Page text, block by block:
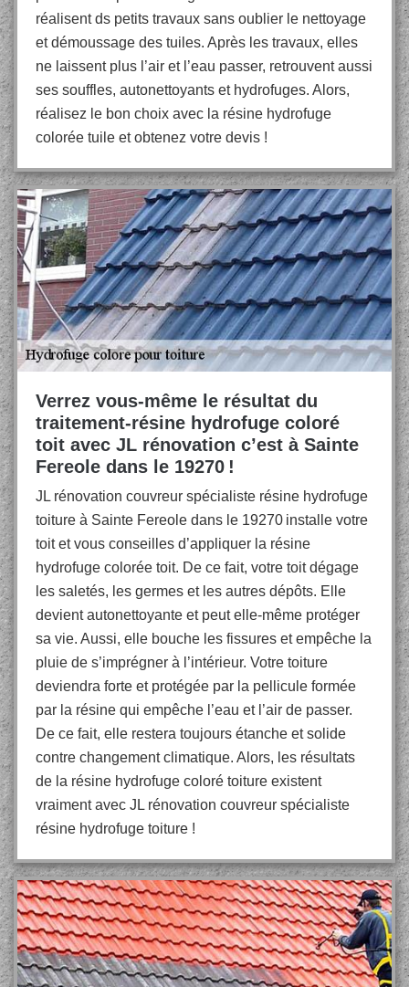
réalisent ds petits travaux sans oublier le nettoyage
et démoussage des tuiles. Après les travaux, elles
ne laissent plus l’air et l’eau passer, retrouvent aussi
ses souffles, autonettoyants et hydrofuges. Alors,
réalisez le bon choix avec la résine hydrofuge
colorée tuile et obtenez votre devis !
Verrez vous-même le résultat du
traitement-résine hydrofuge coloré
toit avec JL rénovation c’est à Sainte
Fereole dans le 19270 !
JL rénovation couvreur spécialiste résine hydrofuge
toiture à Sainte Fereole dans le 19270 installe votre
toit et vous conseilles d’appliquer la résine
hydrofuge colorée toit. De ce fait, votre toit dégage
les saletés, les germes et les autres dépôts. Elle
devient autonettoyante et peut elle-même protéger
sa vie. Aussi, elle bouche les fissures et empêche la
pluie de s’imprégner à l’intérieur. Votre toiture
deviendra forte et protégée par la pellicule formée
par la résine qui empêche l’eau et l’air de passer.
De ce fait, elle restera toujours étanche et solide
contre changement climatique. Alors, les résultats
de la résine hydrofuge coloré toiture existent
vraiment avec JL rénovation couvreur spécialiste
résine hydrofuge toiture !